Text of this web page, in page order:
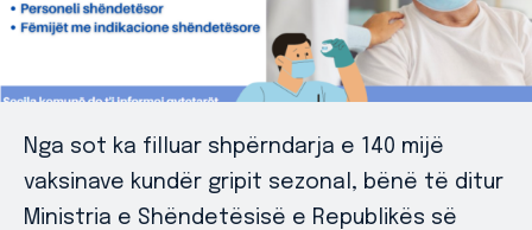
Nga sot ka filluar shpërndarja e 140 mijë
vaksinave kundër gripit sezonal, bënë të ditur
Ministria e Shëndetësisë e Republikës së